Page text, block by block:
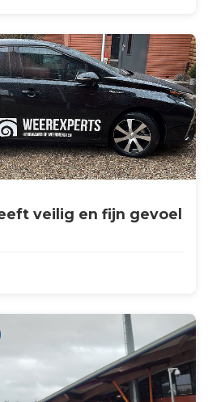
veilig en fijn gevoel